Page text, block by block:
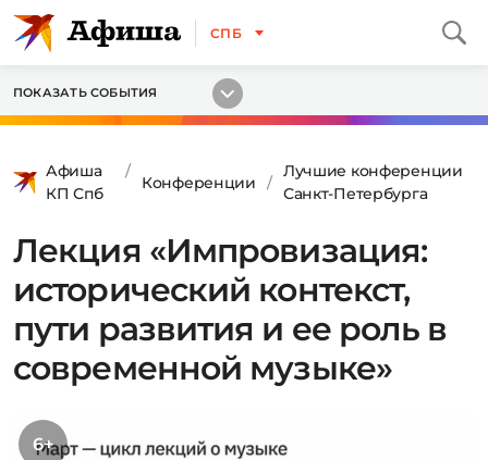
СПБ
ПОКАЗАТЬ СОБЫТИЯ
Афиша
КП Спб
Конференции
Лучшие конференции
Санкт-Петербурга
Лекция «Импровизация:
исторический контекст,
пути развития и ее роль в
современной музыке»
6+